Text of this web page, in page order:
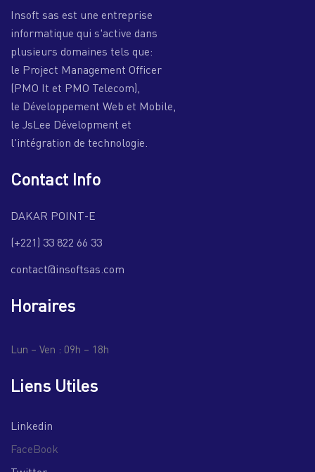
Insoft sas est une entreprise
informatique qui s'active dans
plusieurs domaines tels que:
le Project Management Officer
(PMO It et PMO Telecom),
le Développement Web et Mobile,
le JsLee Dévelopment et
l'intégration de technologie.
Contact Info
DAKAR POINT-E
(+221) 33 822 66 33
contact@insoftsas.com
Horaires
Lun – Ven : 09h – 18h
Liens Utiles
Linkedin
FaceBook